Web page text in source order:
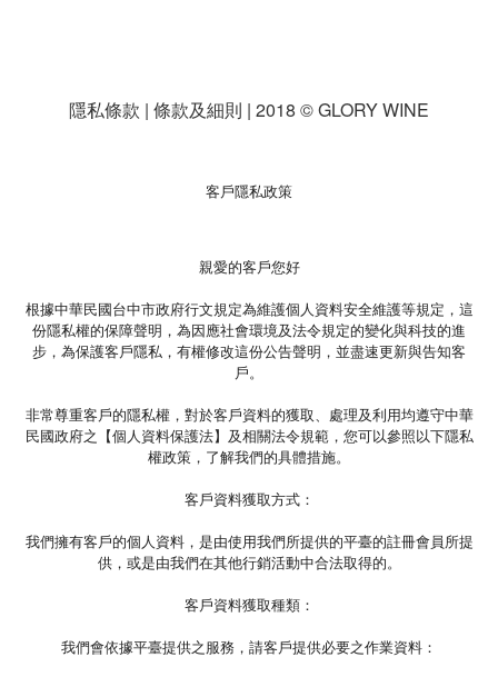
隱私條款 | 條款及細則 | 2018 © GLORY WINE
客戶隱私政策
親愛的客戶您好
根據中華民國台中市政府行文規定為維護個人資料安全維護等規定，這
份隱私權的保障聲明，為因應社會環境及法令規定的變化與科技的進
步，為保護客戶隱私，有權修改這份公告聲明，並盡速更新與告知客
戶。
非常尊重客戶的隱私權，對於客戶資料的獲取、處理及利用均遵守中華
民國政府之【個人資料保護法】及相關法令規範，您可以參照以下隱私
權政策，了解我們的具體措施。
客戶資料獲取方式：
我們擁有客戶的個人資料，是由使用我們所提供的平臺的註冊會員所提
供，或是由我們在其他行銷活動中合法取得的。
客戶資料獲取種類：
我們會依據平臺提供之服務，請客戶提供必要之作業資料：